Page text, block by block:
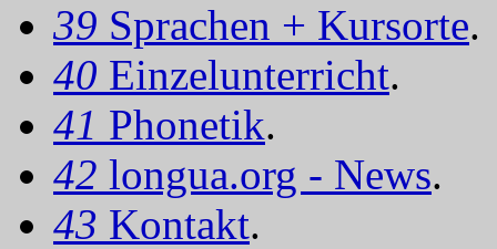
39 Sprachen + Kursorte.
40 Einzelunterricht.
41 Phonetik.
42 longua.org - News.
43 Kontakt.